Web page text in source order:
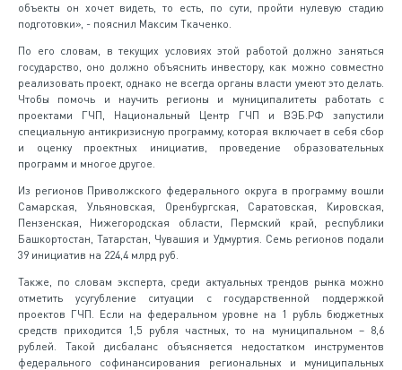
объекты он хочет видеть, то есть, по сути, пройти нулевую стадию
подготовки», - пояснил Максим Ткаченко.
По его словам, в текущих условиях этой работой должно заняться
государство, оно должно объяснить инвестору, как можно совместно
реализовать проект, однако не всегда органы власти умеют это делать.
Чтобы помочь и научить регионы и муниципалитеты работать с
проектами ГЧП, Национальный Центр ГЧП и ВЭБ.РФ запустили
специальную антикризисную программу, которая включает в себя сбор
и оценку проектных инициатив, проведение образовательных
программ и многое другое.
Из регионов Приволжского федерального округа в программу вошли
Самарская, Ульяновская, Оренбургская, Саратовская, Кировская,
Пензенская, Нижегородская области, Пермский край, республики
Башкортостан, Татарстан, Чувашия и Удмуртия. Семь регионов подали
39 инициатив на 224,4 млрд руб.
Также, по словам эксперта, среди актуальных трендов рынка можно
отметить усугубление ситуации с государственной поддержкой
проектов ГЧП. Если на федеральном уровне на 1 рубль бюджетных
средств приходится 1,5 рубля частных, то на муниципальном – 8,6
рублей. Такой дисбаланс объясняется недостатком инструментов
федерального софинансирования региональных и муниципальных